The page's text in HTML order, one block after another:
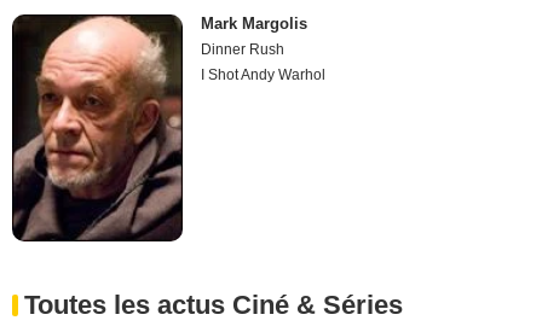
Mark Margolis
Dinner Rush
I Shot Andy Warhol
Toutes les actus Ciné & Séries